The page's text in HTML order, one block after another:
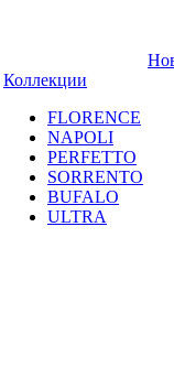
Коллекции
FLORENCE
NAPOLI
PERFETTO
SORRENTO
BUFALO
ULTRA